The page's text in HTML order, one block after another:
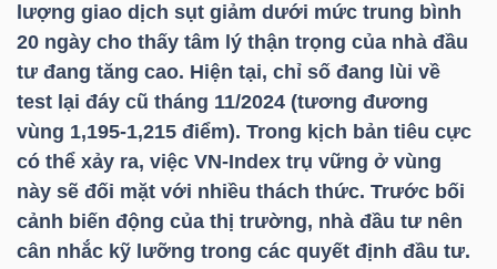
lượng giao dịch sụt giảm dưới mức trung bình
20 ngày cho thấy tâm lý thận trọng của nhà đầu
tư đang tăng cao. Hiện tại, chỉ số đang lùi về
test lại đáy cũ tháng 11/2024 (tương đương
vùng 1,195-1,215 điểm). Trong kịch bản tiêu cực
có thể xảy ra, việc VN-Index trụ vững ở vùng
này sẽ đối mặt với nhiều thách thức. Trước bối
cảnh biến động của thị trường, nhà đầu tư nên
cân nhắc kỹ lưỡng trong các quyết định đầu tư.
NGHIỆP
ĐỘNG
SẢN